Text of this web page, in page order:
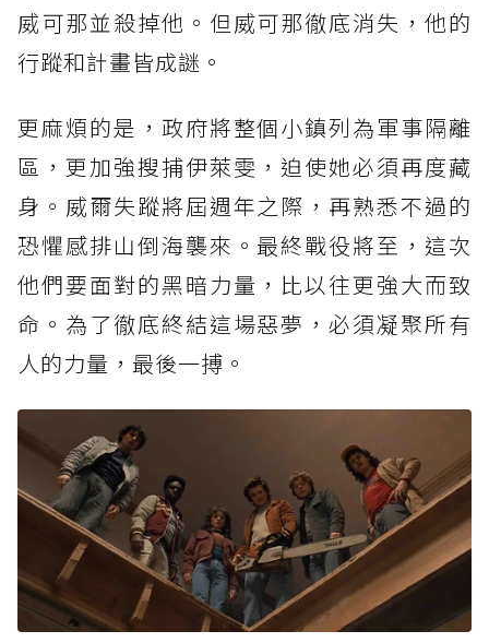
威可那並殺掉他。但威可那徹底消失，他的
行蹤和計畫皆成謎。
更麻煩的是，政府將整個小鎮列為軍事隔離
區，更加強搜捕伊萊雯，迫使她必須再度藏
身。威爾失蹤將屆週年之際，再熟悉不過的
恐懼感排山倒海襲來。最終戰役將至，這次
他們要面對的黑暗力量，比以往更強大而致
命。為了徹底終結這場惡夢，必須凝聚所有
人的力量，最後一搏。